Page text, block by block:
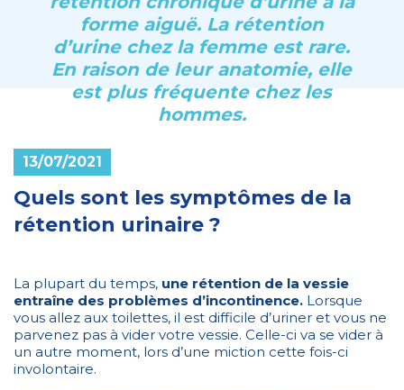
forme aiguë. La rétention
d’urine chez la femme est rare.
En raison de leur anatomie, elle
est plus fréquente chez les
hommes.
13/07/2021
Quels sont les symptômes de la
rétention urinaire ?
La plupart du temps, une rétention de la vessie
entraîne des problèmes d’incontinence. Lorsque
vous allez aux toilettes, il est difficile d’uriner et vous ne
parvenez pas à vider votre vessie. Celle-ci va se vider à
un autre moment, lors d’une miction cette fois-ci
involontaire.